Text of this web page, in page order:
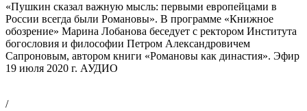
«Пушкин сказал важную мысль: первыми европейцами в
России всегда были Романовы». В программе «Книжное
обозрение» Марина Лобанова беседует с ректором Института
богословия и философии Петром Александровичем
Сапроновым, автором книги «Романовы как династия». Эфир
19 июля 2020 г. АУДИО
/